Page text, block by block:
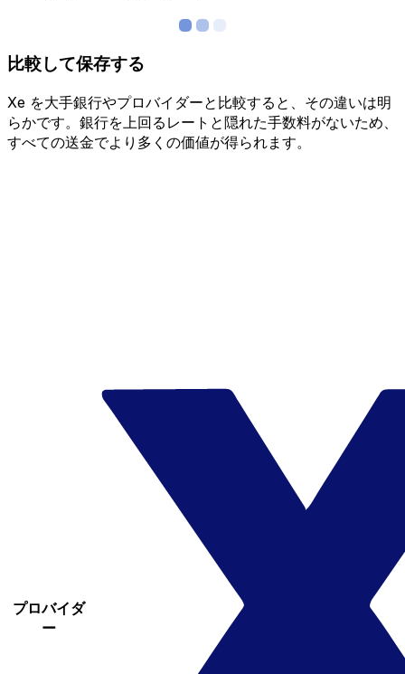
比較して保存する
Xe を大手銀行やプロバイダーと比較すると、その違いは明
らかです。銀行を上回るレートと隠れた手数料がないため、
すべての送金でより多くの価値が得られます。
プロバイダ
ー